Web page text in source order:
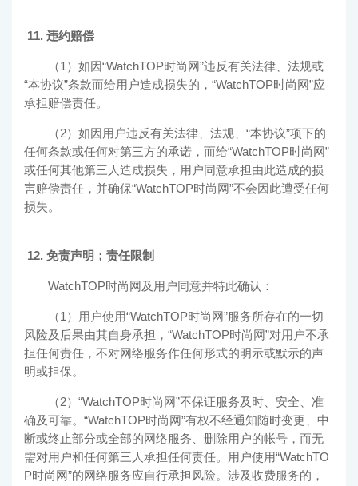
11. 违约赔偿
（1）如因“WatchTOP时尚网”违反有关法律、法规或
“本协议”条款而给用户造成损失的，“WatchTOP时尚网”应
承担赔偿责任。
（2）如因用户违反有关法律、法规、“本协议”项下的
任何条款或任何对第三方的承诺，而给“WatchTOP时尚网”
或任何其他第三人造成损失，用户同意承担由此造成的损
害赔偿责任，并确保“WatchTOP时尚网”不会因此遭受任何
损失。
12. 免责声明；责任限制
WatchTOP时尚网及用户同意并特此确认：
（1）用户使用“WatchTOP时尚网”服务所存在的一切
风险及后果由其自身承担，“WatchTOP时尚网”对用户不承
担任何责任，不对网络服务作任何形式的明示或默示的声
明或担保。
（2）“WatchTOP时尚网”不保证服务及时、安全、准
确及可靠。“WatchTOP时尚网”有权不经通知随时变更、中
断或终止部分或全部的网络服务、删除用户的帐号，而无
需对用户和任何第三人承担任何责任。用户使用“WatchTO
P时尚网”的网络服务应自行承担风险。涉及收费服务的，